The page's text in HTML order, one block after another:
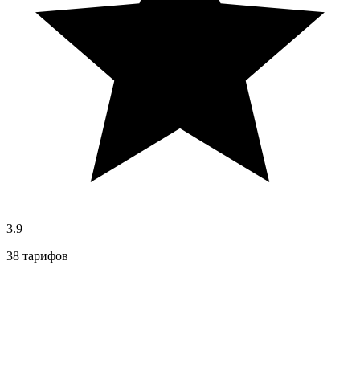
3.9
38 тарифов